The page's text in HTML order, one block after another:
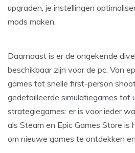
upgraden, je instellingen
mods maken.
Daarnaast is er de ongekende
beschikbaar zijn voor de pc. Van
games tot snelle first-person
gedetailleerde simulatiegames tot
strategiegames: er is voor ieder
als Steam en Epic Games Store is
om nieuwe games te ontdekken